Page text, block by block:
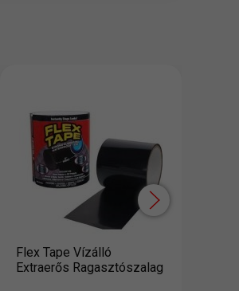
Flex Tape Vízálló
Extraerős Ragasztószalag